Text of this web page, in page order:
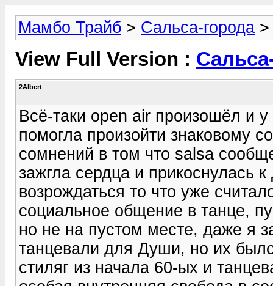
Мамбо Трайб > Сальса-города
View Full Version :
2Albert
Всё-таки open air произошёл и
помогла произойти знаковому
сомнений в том что salsa
зажгла сердца и прикоснулась
возрождаться то что уже
социальное общение в танце,
но не на пустом месте, даже я
танцевали для Души, но их
стиляг из начала 60-ых и